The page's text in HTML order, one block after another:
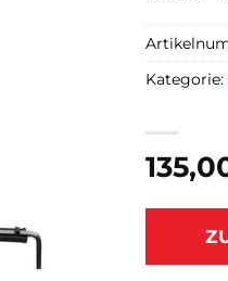
Kategorie: